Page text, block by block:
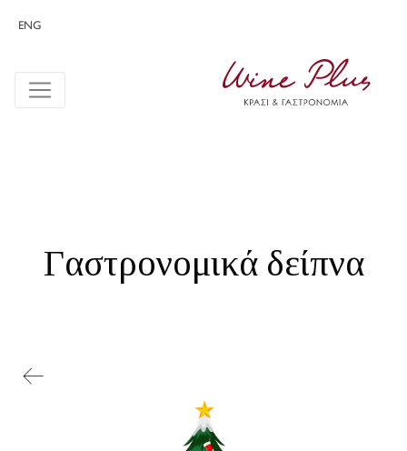
ENG
Γαστρονομικά δείπνα